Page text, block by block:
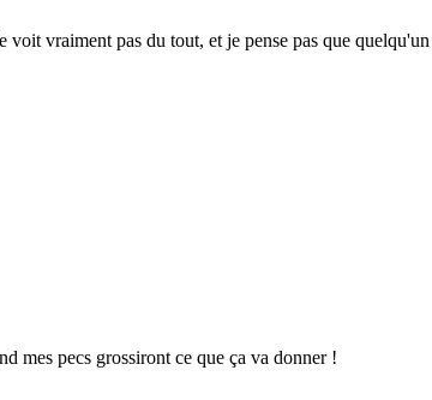
vraiment pas du tout, et je pense pas que
mes pecs grossiront ce que ça va donner !